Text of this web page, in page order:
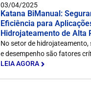
03/04/2025
Katana BiManual:
Eficiência para
Hidrojateamento de Alta
No setor de hidrojateamento,
e desempenho são fatores
LEIA AGORA